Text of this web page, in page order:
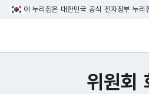
본
이 누리집은 대한민국 공식 전자정부 누리
방송미디어통신위
위원회